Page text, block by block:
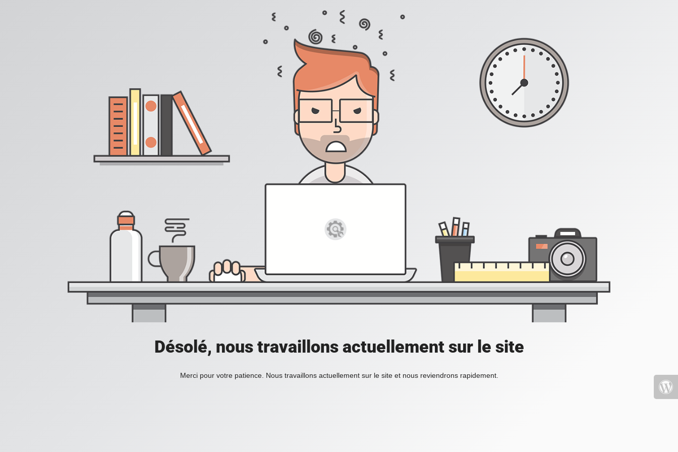
Désolé, nous travaillons actuellement sur le site
Merci pour votre patience. Nous travaillons actuellement sur le site et nous reviendrons rapidement.